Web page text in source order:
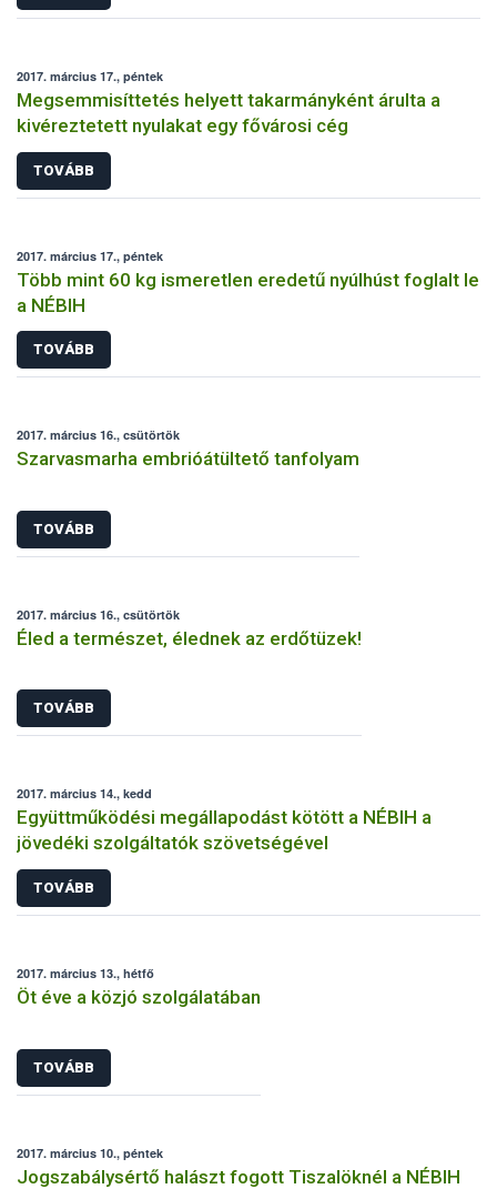
2017. március 17., péntek
Megsemmisíttetés helyett takarmányként árulta a
kivéreztetett nyulakat egy fővárosi cég
TOVÁBB
2017. március 17., péntek
Több mint 60 kg ismeretlen eredetű nyúlhúst foglalt le
a NÉBIH
TOVÁBB
2017. március 16., csütörtök
Szarvasmarha embrióátültető tanfolyam
TOVÁBB
2017. március 16., csütörtök
Éled a természet, élednek az erdőtüzek!
TOVÁBB
2017. március 14., kedd
Együttműködési megállapodást kötött a NÉBIH a
jövedéki szolgáltatók szövetségével
TOVÁBB
2017. március 13., hétfő
Öt éve a közjó szolgálatában
TOVÁBB
2017. március 10., péntek
Jogszabálysértő halászt fogott Tiszalöknél a NÉBIH